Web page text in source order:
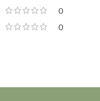
0
0